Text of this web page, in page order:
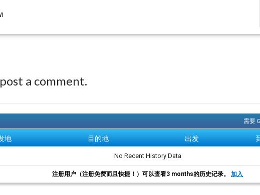
a comment.
需要
地 目的地 出发
No Recent History Data
注册用户（注册免费而且快捷！）可以查看3 months的历史记录。加入